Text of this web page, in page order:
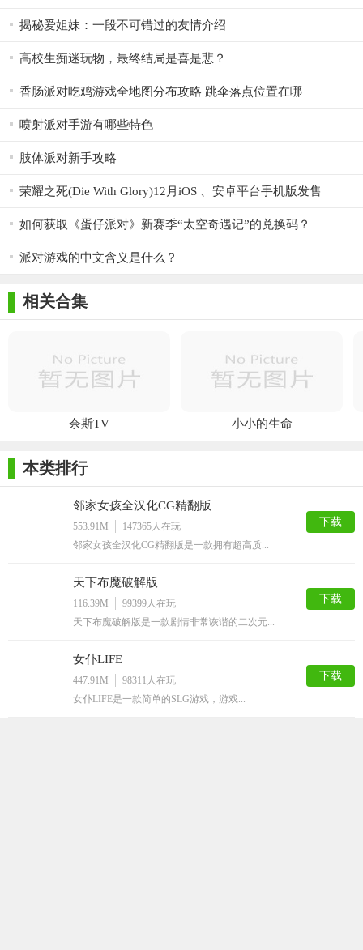
揭秘爱姐妹：一段不可错过的友情介绍
高校生痴迷玩物，最终结局是喜是悲？
香肠派对吃鸡游戏全地图分布攻略 跳伞落点位置在哪
喷射派对手游有哪些特色
肢体派对新手攻略
荣耀之死(Die With Glory)12月iOS 、安卓平台手机版发售
如何获取《蛋仔派对》新赛季“太空奇遇记”的兑换码？
派对游戏的中文含义是什么？
相关合集
奈斯TV 小小的生命
本类排行
邻家女孩全汉化CG精翻版
553.91M 147365人在玩
邻家女孩全汉化CG精翻版是一款拥有超高质...
下载
天下布魔破解版
116.39M 99399人在玩
天下布魔破解版是一款剧情非常诙谐的二次元...
下载
女仆LIFE
447.91M 98311 人在玩
女仆LIFE是一款简单的SLG游戏，游戏...
下载